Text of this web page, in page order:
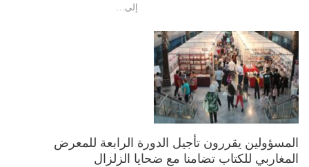
إلى…
المسؤولين يقررون تأجيل الدورة الرابعة للمعرض
المغاربي للكتاب تضامنا مع ضحايا الزلزال